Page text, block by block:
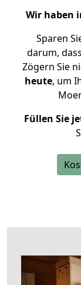
Wir haben
Sparen
darum,
Zögern Sie
heute, um
Füllen Sie